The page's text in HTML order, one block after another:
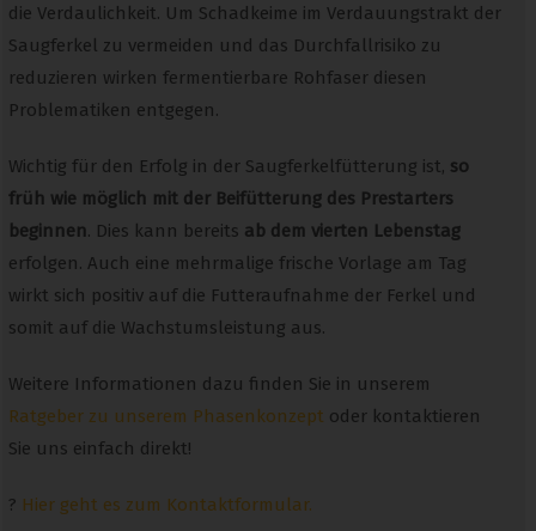
die Verdaulichkeit. Um Schadkeime im Verdauungstrakt der
Saugferkel zu vermeiden und das Durchfallrisiko zu
reduzieren wirken fermentierbare Rohfaser diesen
Problematiken entgegen.
Wichtig für den Erfolg in der Saugferkelfütterung ist, so
früh wie möglich mit der Beifütterung des Prestarters
beginnen. Dies kann bereits ab dem vierten Lebenstag
erfolgen. Auch eine mehrmalige frische Vorlage am Tag
wirkt sich positiv auf die Futteraufnahme der Ferkel und
somit auf die Wachstumsleistung aus.
Weitere Informationen dazu finden Sie in unserem
Ratgeber zu unserem Phasenkonzept oder kontaktieren
Sie uns einfach direkt!
? Hier geht es zum Kontaktformular.